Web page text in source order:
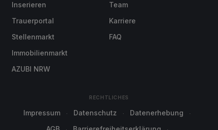
Inserieren
Trauerportal
Stellenmarkt
Immobilienmarkt
AZUBI NRW
Team
Karriere
FAQ
RECHTLICHES
Impressum Datenschutz
Datenerhebung